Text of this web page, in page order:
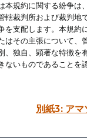
本規約に関する紛争
轄裁判所および裁判
を支配します。本規
はその主張について
、独自、顕著な特徴
ないものであることを
別紙3: ア